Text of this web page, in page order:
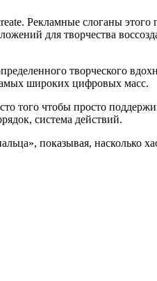
Рекламные слоганы этого
для творчества
творческого
широких цифровых масс.
того чтобы просто
система действий.
показывая, насколько